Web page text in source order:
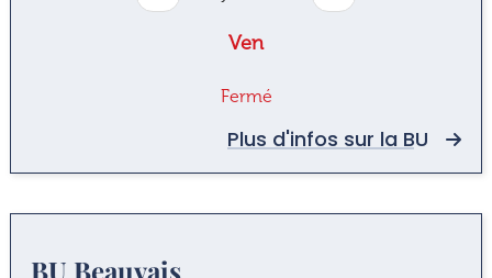
Ven
Fermé
Plus d'infos sur la BU
BU Beauvais